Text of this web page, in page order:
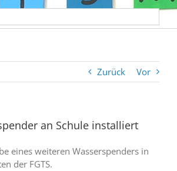
Zurück Vor
an Schule installiert
eines weiteren Wasserspenders in
der FGTS.